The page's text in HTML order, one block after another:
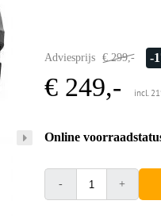
Adviesprijs € 299,- -
€ 249,- incl.
Online
- +